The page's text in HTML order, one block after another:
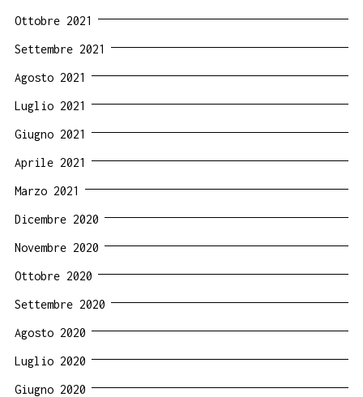
Ottobre 2021
Settembre 2021
Agosto 2021
Luglio 2021
Giugno 2021
Aprile 2021
Marzo 2021
Dicembre 2020
Novembre 2020
Ottobre 2020
Settembre 2020
Agosto 2020
Luglio 2020
Giugno 2020